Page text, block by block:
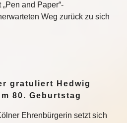
and Paper“-
Weg zurück zu sich
gratuliert Hedwig
80. Geburtstag
Ehrenbürgerin setzt sich